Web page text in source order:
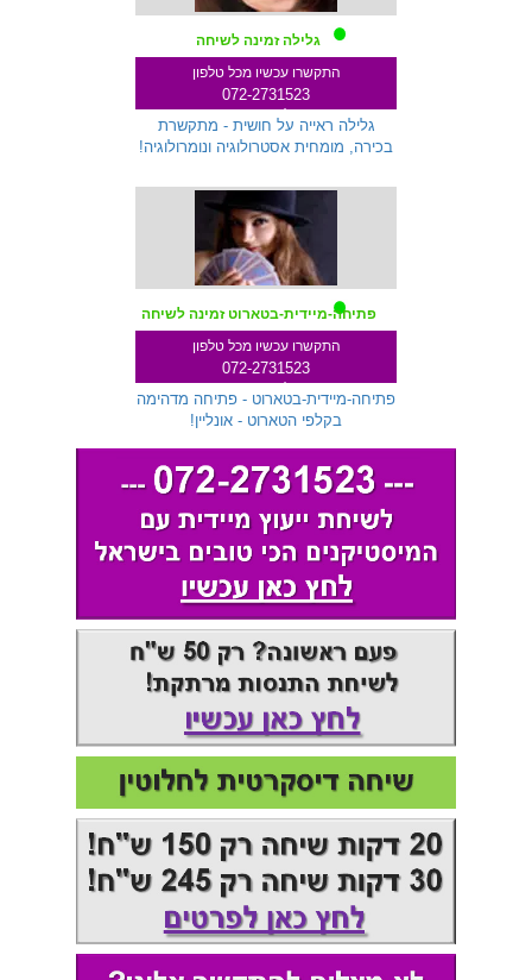
גלילה זמינה לשיחה
התקשרו עכשיו מכל טלפון
072-2731523
שלוחה 712
גלילה ראייה על חושית - מתקשרת
בכירה, מומחית אסטרולוגיה ונומרולוגיה!
פתיחה-מיידית-בטארוט זמינה לשיחה
התקשרו עכשיו מכל טלפון
072-2731523
פתיחה-מיידית-בטארוט - פתיחה מדהימה
בקלפי הטארוט - אונליין!